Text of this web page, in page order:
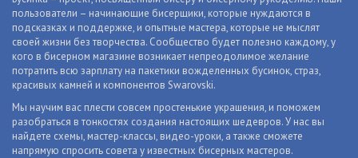
пользователи – начинающие бисерщики, которые нуждаются в
подсказках и поддержке, и опытные мастера, которые не мыслят
своей жизни без творчества. Сообщество будет полезно каждому, у
кого в бисерном магазине возникает непреодолимое желание
потратить всю зарплату на пакетики вожделенных бусинок, страз,
красивых камней и компонентов Swarovski.
Мы научим вас плести совсем простенькие украшения, и поможем
разобраться в тонкостях создания настоящих шедевров. У нас вы
найдете схемы, мастер-классы, видео-уроки, а также сможете
напрямую спросить совета у известных бисерных мастеров.